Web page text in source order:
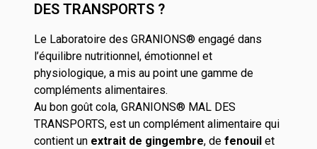
DES TRANSPORTS ?
Le Laboratoire des GRANIONS® engagé dans
l’équilibre nutritionnel, émotionnel et
physiologique, a mis au point une gamme de
compléments alimentaires.
Au bon goût cola, GRANIONS® MAL DES
TRANSPORTS, est un complément alimentaire qui
contient un extrait de gingembre, de fenouil et